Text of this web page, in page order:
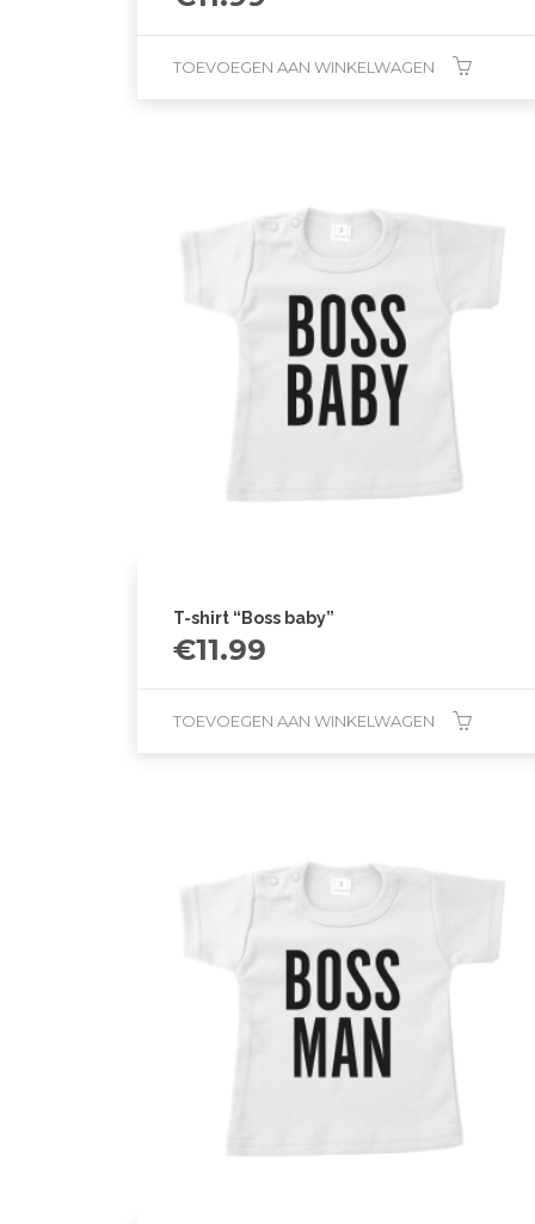
TOEVOEGEN AAN WINKELWAGEN
T-shirt “Boss baby”
€11.99
TOEVOEGEN AAN WINKELWAGEN